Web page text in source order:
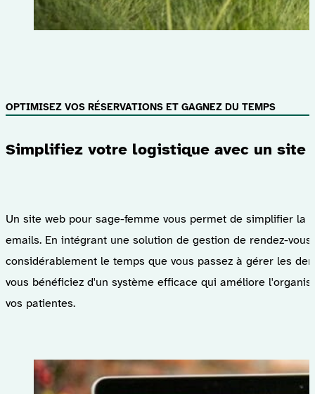
Simplifiez votre logistique avec un site
OPTIMISEZ VOS RÉSERVATIONS ET GAGNEZ DU TEMPS
Un site web pour sage-femme vous permet de simplifier la
emails. En intégrant une solution de gestion de rendez-
considérablement le temps que vous passez à gérer les
vous bénéficiez d'un système efficace qui améliore
vos patientes.